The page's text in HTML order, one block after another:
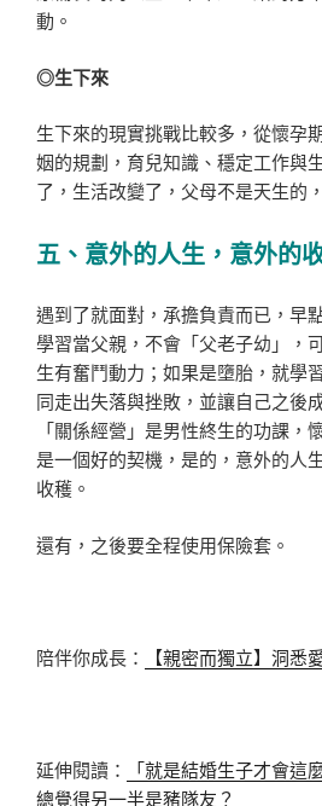
動。
◎生下來
生下來的現實挑戰比較多，從懷孕
姻的規劃，育兒知識、穩定工作與
了，生活改變了，父母不是天生的
五、意外的人生，意外的
遇到了就面對，承擔負責而已，早
學習當父親，不會「父老子幼」，
生有奮鬥動力；如果是墮胎，就學
同走出失落與挫敗，並讓自己之後
「關係經營」是男性終生的功課，
是一個好的契機，是的，意外的人
收穫。
還有，之後要全程使用保險套。
陪伴你成長： 【親密而獨立】洞悉
延伸閱讀：
「就是結婚生子才會這
總覺得另一半是豬隊友？